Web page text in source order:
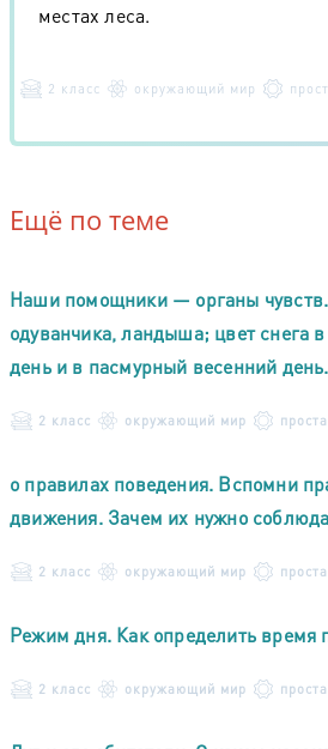
местах леса.
2 класс окружающий мир
Ещё по теме
Наши помощники — органы
одуванчика, ландыша; цвет снега
день и в пасмурный весенний день.
2 класс окружающий мир
о правилах поведения. Вспомни
движения. Зачем их нужно
2 класс окружающий мир
Режим дня. Как определить время
2 класс окружающий мир